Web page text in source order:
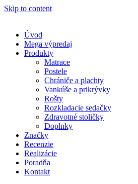
Skip to content
Úvod
Mega výpredaj
Produkty
Matrace
Postele
Chrániče a plachty
Vankúše a prikrývky
Rošty
Rozkladacie sedačky
Zdravotné stoličky
Doplnky
Značky
Recenzie
Realizácie
Poradňa
Kontakt